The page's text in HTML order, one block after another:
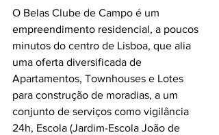
O Belas Clube de Campo é um
empreendimento residencial, a poucos
minutos do centro de Lisboa, que alia
uma oferta diversificada de
Apartamentos, Townhouses e Lotes
para construção de moradias, a um
conjunto de serviços como vigilância
24h, Escola (Jardim-Escola João de